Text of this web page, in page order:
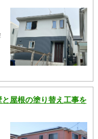
屋根の塗り替え工事を